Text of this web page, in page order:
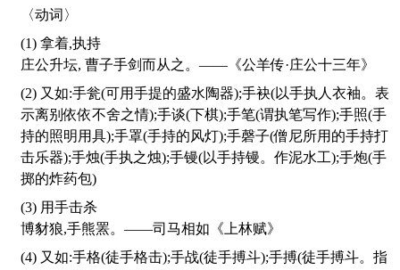
〈动词〉
(1) 拿着,执持
庄公升坛, 曹子手剑而从之。——《公羊传·庄公十三年》
(2) 又如:手瓮(可用手提的盛水陶器);手袂(以手执人衣袖。表
示离别依依不舍之情);手谈(下棋);手笔(谓执笔写作);手照(手
持的照明用具);手罩(手持的风灯);手磬子(僧尼所用的手持打
击乐器);手烛(手执之烛);手镘(以手持镘。作泥水工);手炮(手
掷的炸药包)
(3) 用手击杀
博豺狼,手熊罴。——司马相如《上林赋》
(4) 又如:手格(徒手格击);手战(徒手搏斗);手搏(徒手搏斗。指